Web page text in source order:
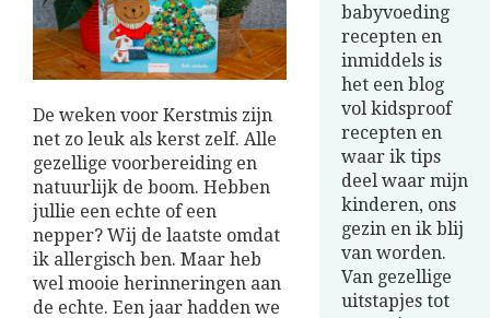
De weken voor Kerstmis zijn
net zo leuk als kerst zelf. Alle
gezellige voorbereiding en
natuurlijk de boom. Hebben
jullie een echte of een
nepper? Wij de laatste omdat
ik allergisch ben. Maar heb
wel mooie herinneringen aan
de echte. Een jaar hadden we
babyvoeding
recepten en
inmiddels is
het een blog
vol kidsproof
recepten en
waar ik tips
deel waar mijn
kinderen, ons
gezin en ik blij
van worden.
Van gezellige
uitstapjes tot